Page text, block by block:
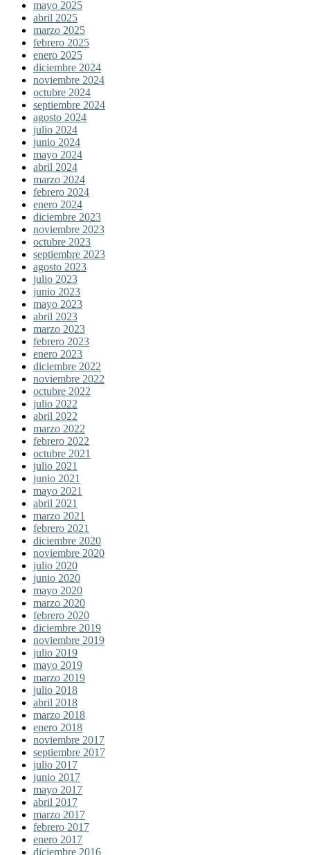
mayo 2025
abril 2025
marzo 2025
febrero 2025
enero 2025
diciembre 2024
noviembre 2024
octubre 2024
septiembre 2024
agosto 2024
julio 2024
junio 2024
mayo 2024
abril 2024
marzo 2024
febrero 2024
enero 2024
diciembre 2023
noviembre 2023
octubre 2023
septiembre 2023
agosto 2023
julio 2023
junio 2023
mayo 2023
abril 2023
marzo 2023
febrero 2023
enero 2023
diciembre 2022
noviembre 2022
octubre 2022
julio 2022
abril 2022
marzo 2022
febrero 2022
octubre 2021
julio 2021
junio 2021
mayo 2021
abril 2021
marzo 2021
febrero 2021
diciembre 2020
noviembre 2020
julio 2020
junio 2020
mayo 2020
marzo 2020
febrero 2020
diciembre 2019
noviembre 2019
julio 2019
mayo 2019
marzo 2019
julio 2018
abril 2018
marzo 2018
enero 2018
noviembre 2017
septiembre 2017
julio 2017
junio 2017
mayo 2017
abril 2017
marzo 2017
febrero 2017
enero 2017
diciembre 2016